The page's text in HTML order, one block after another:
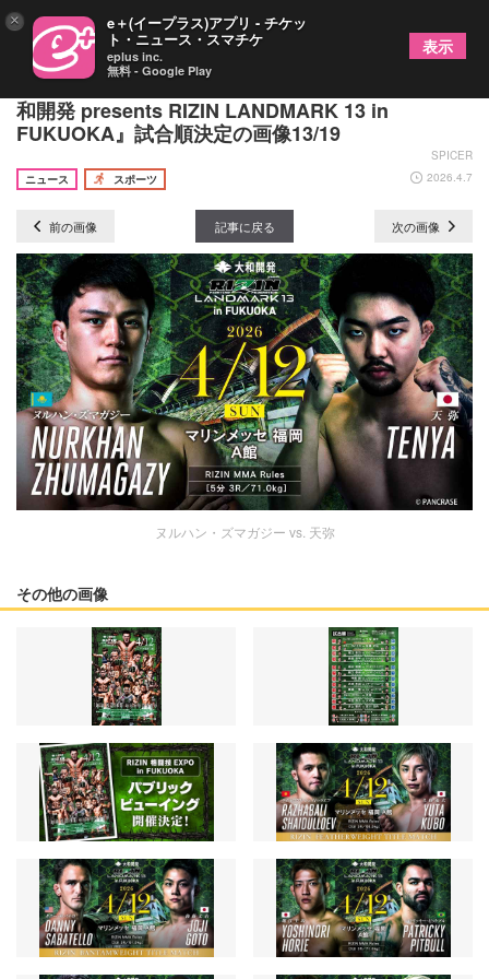
ファイナルはシェイドゥラエフvs久保優太！ 『大
和開発 presents RIZIN LANDMARK 13 in
FUKUOKA』試合順決定の画像13/19
SPICER
ニュース
スポーツ 2026.4.7
前の画像 記事に戻る 次の画像
ヌルハン・ズマガジー vs. 天弥
その他の画像
× e＋(イープラス)アプリ - チケッ
ト・ニュース・スマチケ
eplus inc.
無料 - Google Play
表示